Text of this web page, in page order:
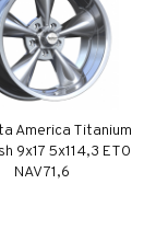
America Titanium
9x17 5x114,3 ET0
NAV 71,6